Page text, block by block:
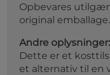
Opbevares
original emballage.
Andre oplysninger:
Dette er et
et alternativ til en